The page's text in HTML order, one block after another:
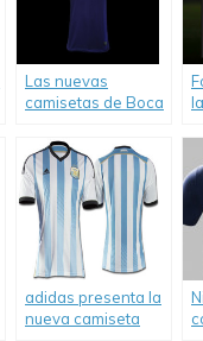
Las nuevas
camisetas de Boca
temporada 2013-
2014.
adidas presenta la
nueva camiseta